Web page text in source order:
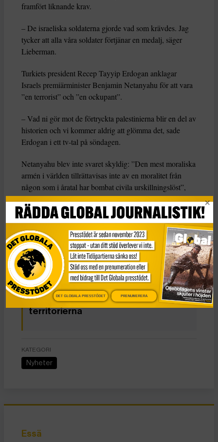
framfört liknande krav.
– De israeliska soldaterna gjorde vad som krävdes. Jag
tycker att alla våra soldater förtjänar en medalj, säger
Lieberman.
Turkiets president Recep Tayyip Erdogan anklagar
Israels premiärminister Benjamin Netanyahu för att vara
”en terrorist” och ”en ockupant”.
– Vad ni gör mot de förtryckta palestinierna blir en del av
historien och vi kommer aldrig att glömma det, sade
Erdogan i ett tv-tal på söndagen.
Netanyahu blev inte svaret skyldig: ”Den mest moraliska
armén i världen tillrättavisas inte av en moralitet från
någon som i åratal har bombat civila urskillningslöst”,
skrev han på Twitter med åsyftning på hur Turkiet har
farit fram mot kurderna.
Bakgrund: Demonstrationerna i Gaza
Bakgrund: Israel och de ockuperade
territorierna
KATEGORI
Nyheter
Essä
DET GLOBALA PRESSTÖDET PRENUMERERA